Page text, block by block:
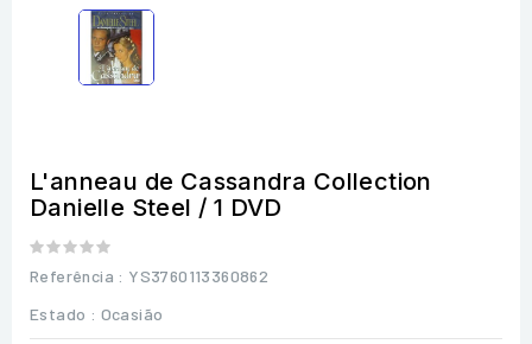
L'anneau de Cassandra Collection
Danielle Steel / 1 DVD
Referência : YS3760113360862
Estado : Ocasião